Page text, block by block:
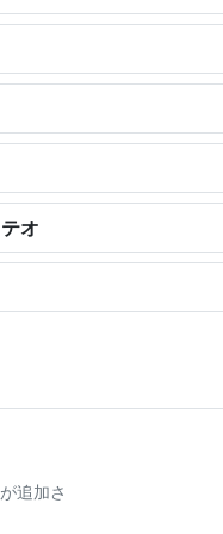
オ
追加さ